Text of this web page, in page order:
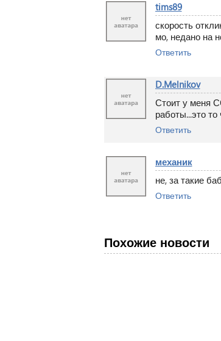
tims89
скорость
мо, недано на
Ответить
D.Melnikov
Стоит у меня
работы...это
Ответить
механик
не, за такие
Ответить
Похожие новости